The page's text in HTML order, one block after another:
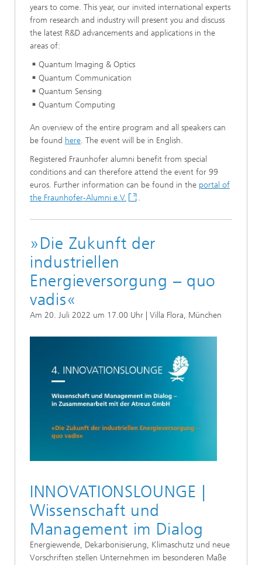
years to come. This year, our invited international experts
from research and industry will present you and discuss
the latest R&D advancements and applications in the
areas of:
Quantum Imaging & Optics​
Quantum Communication
Quantum Sensing​
Quantum Computing​
An overview of the entire program and all speakers can
be found here. The event will be in English.
Registered Fraunhofer alumni benefit from special
conditions and can therefore attend the event for 99
euros. Further information can be found in the portal of
the Fraunhofer-Alumni e.V.
.
»Die Zukunft der
industriellen
Energieversorgung – quo
vadis«
Am 20. Juli 2022 um 17.00 Uhr | Villa Flora, München
INNOVATIONSLOUNGE |
Wissenschaft und
Management im Dialog
Energiewende, Dekarbonisierung, Klimaschutz und neue
Vorschriften stellen Unternehmen im besonderen Maße